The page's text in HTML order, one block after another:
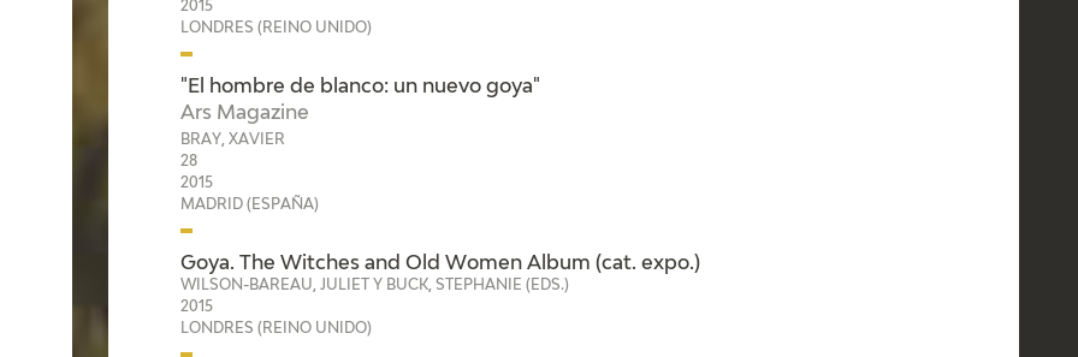
2015
LONDRES (REINO UNIDO)
"El hombre de blanco: un nuevo goya"
Ars Magazine
BRAY, XAVIER
28
2015
MADRID (ESPAÑA)
Goya. The Witches and Old Women Album (cat. expo.)
WILSON-BAREAU, JULIET Y BUCK, STEPHANIE (EDS.)
2015
LONDRES (REINO UNIDO)